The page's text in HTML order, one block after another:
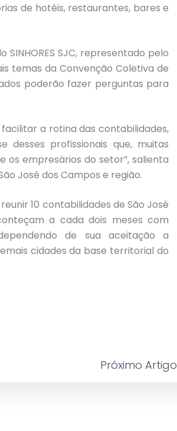
de hotéis, restaurantes, bares e
SJC, representado pelo
temas da Convenção Coletiva de
poderão fazer perguntas para
a rotina das contabilidades,
desses profissionais que, muitas
os empresários do setor”, salienta
José dos Campos e região.
10 contabilidades de São José
a cada dois meses com
de sua aceitação a
cidades da base territorial do
Próximo Artigo